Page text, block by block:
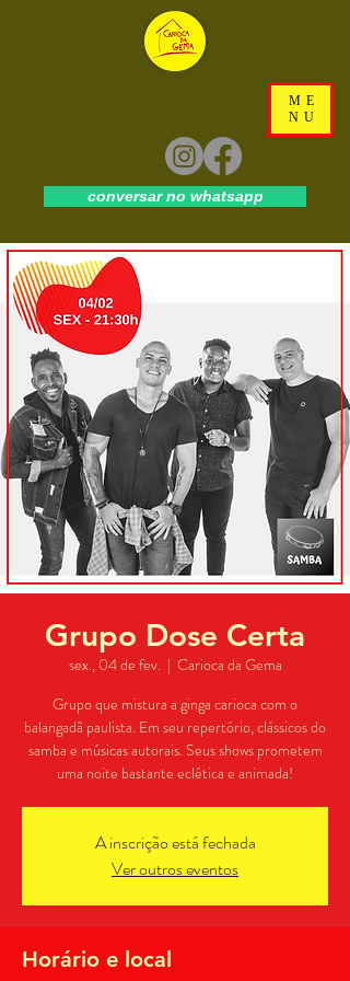
ME
NU
conversar no whatsapp
Grupo Dose Certa
sex., 04 de fev.
  |
Carioca da Gema
Grupo que mistura a ginga carioca com o
balangadã paulista. Em seu repertório, clássicos do
samba e músicas autorais. Seus shows prometem
uma noite bastante eclética e animada!
A inscrição está fechada
Ver outros eventos
Horário e local